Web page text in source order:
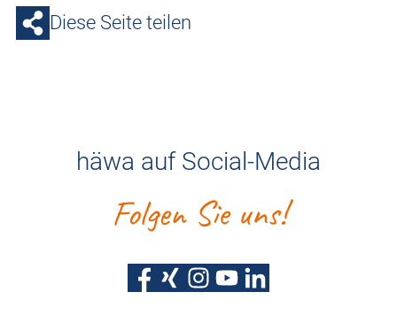
Diese Seite teilen
häwa auf Social-Media
Folgen Sie uns!